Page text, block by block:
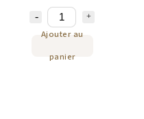
Ajouter au
panier